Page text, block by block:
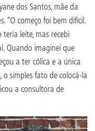
dos Santos, mãe da
“O começo foi bem difícil.
teria leite, mas recebi
Quando imaginei que
a ter cólica e a única
simples fato de colocá-la
a consultora de